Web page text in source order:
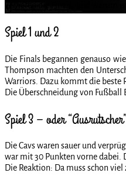
Spiel 1 und 2
Die Finals begannen genauso
Thompson machten den
Warriors. Dazu kommt die beste
Die Überschneidung von Fußball
Spiel 3 – oder
Die Cavs waren sauer und
war mit 30 Punkten vorne dabei.
Die Reaktion: Da muss schon